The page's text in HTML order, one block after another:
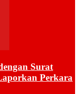
Surat
Perkara